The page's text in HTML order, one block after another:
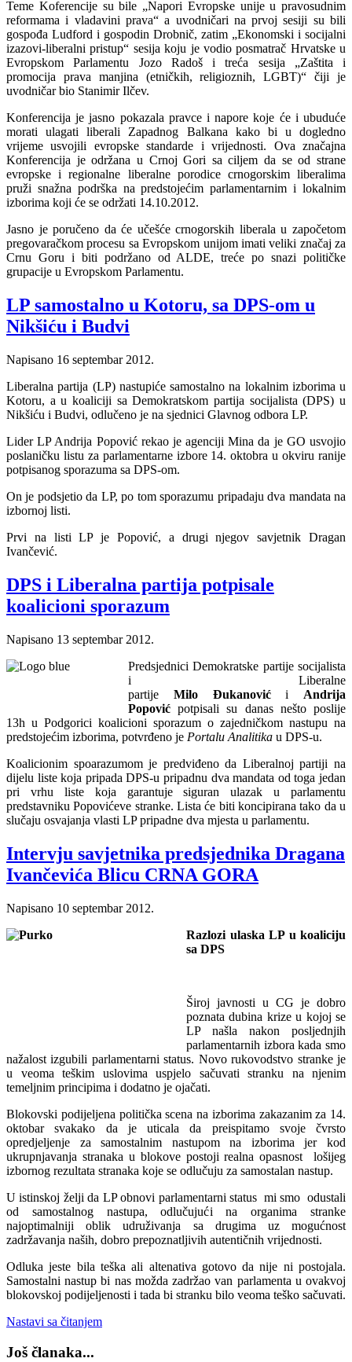
Teme Koferencije su bile „Napori Evropske unije u pravosudnim
reformama i vladavini prava“ a uvodničari na prvoj sesiji su bili
gospođa Ludford i gospodin Drobnič, zatim „Ekonomski i socijalni
izazovi-liberalni pristup“ sesija koju je vodio posmatrač Hrvatske u
Evropskom Parlamentu Jozo Radoš i treća sesija „Zaštita i
promocija prava manjina (etničkih, religioznih, LGBT)“ čiji je
uvodničar bio Stanimir Ilčev.
Konferencija je jasno pokazala pravce i napore koje će i ubuduće
morati ulagati liberali Zapadnog Balkana kako bi u dogledno
vrijeme usvojili evropske standarde i vrijednosti. Ova značajna
Konferencija je održana u Crnoj Gori sa ciljem da se od strane
evropske i regionalne liberalne porodice crnogorskim liberalima
pruži snažna podrška na predstojećim parlamentarnim i lokalnim
izborima koji će se održati 14.10.2012.
Jasno je poručeno da će učešće crnogorskih liberala u započetom
pregovaračkom procesu sa Evropskom unijom imati veliki značaj za
Crnu Goru i biti podržano od ALDE, treće po snazi političke
grupacije u Evropskom Parlamentu.
LP samostalno u Kotoru, sa DPS-om u
Nikšiću i Budvi
Napisano 16 septembar 2012.
Liberalna partija (LP) nastupiće samostalno na lokalnim izborima u
Kotoru, a u koaliciji sa Demokratskom partija socijalista (DPS) u
Nikšiću i Budvi, odlučeno je na sjednici Glavnog odbora LP.
Lider LP Andrija Popović rekao je agenciji Mina da je GO usvojio
poslaničku listu za parlamentarne izbore 14. oktobra u okviru ranije
potpisanog sporazuma sa DPS-om.
On je podsjetio da LP, po tom sporazumu pripadaju dva mandata na
izbornoj listi.
Prvi na listi LP je Popović, a drugi njegov savjetnik Dragan
Ivančević.
DPS i Liberalna partija potpisale
koalicioni sporazum
Napisano 13 septembar 2012.
Predsjednici Demokratske partije socijalista
i Liberalne
partije Milo Đukanovići Andrija
Popović potpisali su danas nešto poslije
13h u Podgorici koalicioni sporazum o zajedničkom nastupu na
predstojećim izborima, potvrđeno je Portalu Analitika u DPS-u.
Koalicionim spoarazumom je predviđeno da Liberalnoj partiji na
dijelu liste koja pripada DPS-u pripadnu dva mandata od toga jedan
pri vrhu liste koja garantuje siguran ulazak u parlamentu
predstavniku Popovićeve stranke. Lista će biti koncipirana tako da u
slučaju osvajanja vlasti LP pripadne dva mjesta u parlamentu.
Intervju savjetnika predsjednika Dragana
Ivančevića Blicu CRNA GORA
Napisano 10 septembar 2012.
Razlozi ulaska LP u koaliciju
sa DPS
Široj javnosti u CG je dobro
poznata dubina krize u kojoj se
LP našla nakon posljednjih
parlamentarnih izbora kada smo
nažalost izgubili parlamentarni status. Novo rukovodstvo stranke je
u veoma teškim uslovima uspjelo sačuvati stranku na njenim
temeljnim principima i dodatno je ojačati.
Blokovski podijeljena politička scena na izborima zakazanim za 14.
oktobar svakako da je uticala da preispitamo svoje čvrsto
opredjeljenje za samostalnim nastupom na izborima jer kod
ukrupnjavanja stranaka u blokove postoji realna opasnost lošijeg
izbornog rezultata stranaka koje se odlučuju za samostalan nastup.
U istinskoj želji da LP obnovi parlamentarni status mi smo odustali
od samostalnog nastupa, odlučujući na organima stranke
najoptimalniji oblik udruživanja sa drugima uz mogućnost
zadržavanja naših, dobro prepoznatljivih autentičnih vrijednosti.
Odluka jeste bila teška ali altenativa gotovo da nije ni postojala.
Samostalni nastup bi nas možda zadržao van parlamenta u ovakvoj
blokovskoj podijeljenosti i tada bi stranku bilo veoma teško sačuvati.
Nastavi sa čitanjem
Još članaka...